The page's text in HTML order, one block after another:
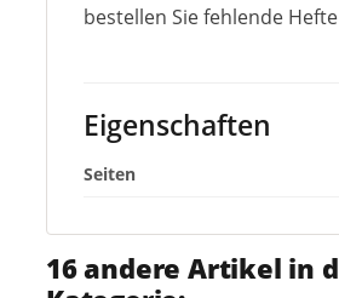
bestellen Sie fehlende
Eigenschaften
Seiten
16 andere Artikel in